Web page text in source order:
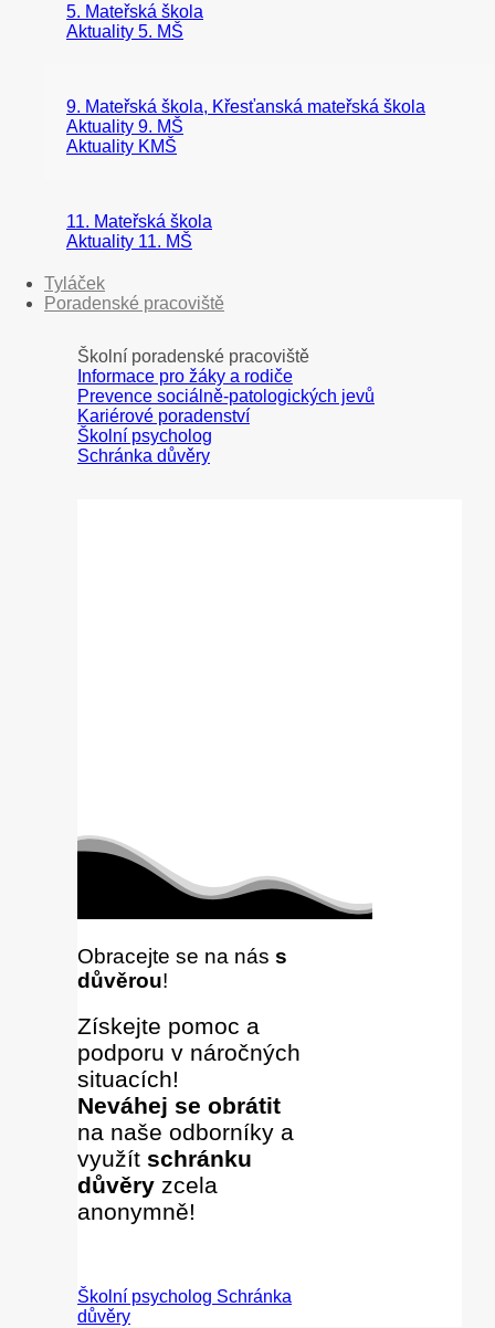
5. Mateřská škola
Aktuality 5. MŠ
9. Mateřská škola, Křesťanská mateřská škola
Aktuality 9. MŠ
Aktuality KMŠ
11. Mateřská škola
Aktuality 11. MŠ
Tyláček
Poradenské pracoviště
Školní poradenské pracoviště
Informace pro žáky a rodiče
Prevence sociálně-patologických jevů
Kariérové poradenství
Školní psycholog
Schránka důvěry
Obracejte se na nás s
důvěrou!
Získejte pomoc a
podporu v náročných
situacích!
Neváhej se obrátit
na naše odborníky a
využít schránku
důvěry zcela
anonymně!
Školní psycholog Schránka
důvěry